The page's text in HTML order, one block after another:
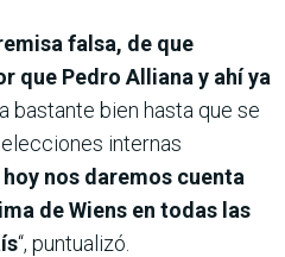
falsa, de que
que Pedro Alliana y ahí ya
bastante bien hasta que se
internas
nos daremos cuenta
de Wiens en todas las
“, puntualizó.